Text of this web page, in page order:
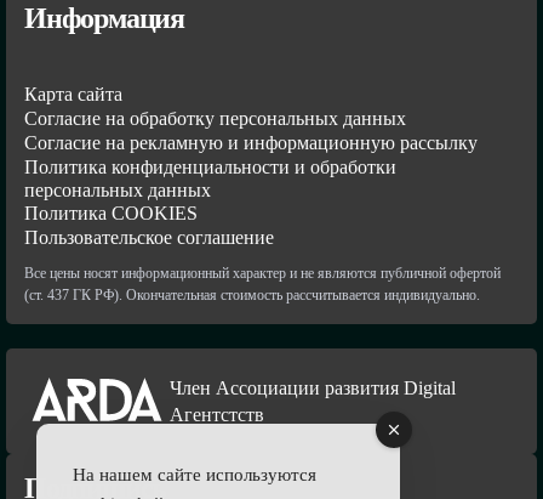
Информация
Карта сайта
Согласие на обработку персональных данных
Согласие на рекламную и информационную рассылку
Политика конфиденциальности и обработки
персональных данных
Политика COOKIES
Пользовательское соглашение
Все цены носят информационный характер и не являются публичной офертой
(ст. 437 ГК РФ). Окончательная стоимость рассчитывается индивидуально.
Член Ассоциации развития Digital
Агентстств
Подпишись
На нашем сайте используются